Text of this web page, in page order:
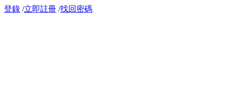
登錄 /立即註冊 /找回密碼